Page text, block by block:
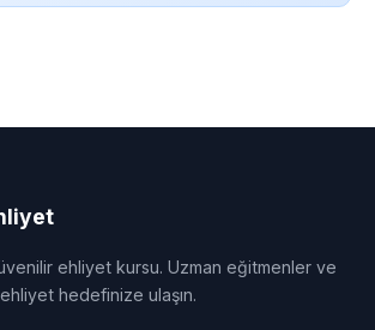
ehliyet kursu. Uzman eğitmenler ve
hedefinize ulaşın.